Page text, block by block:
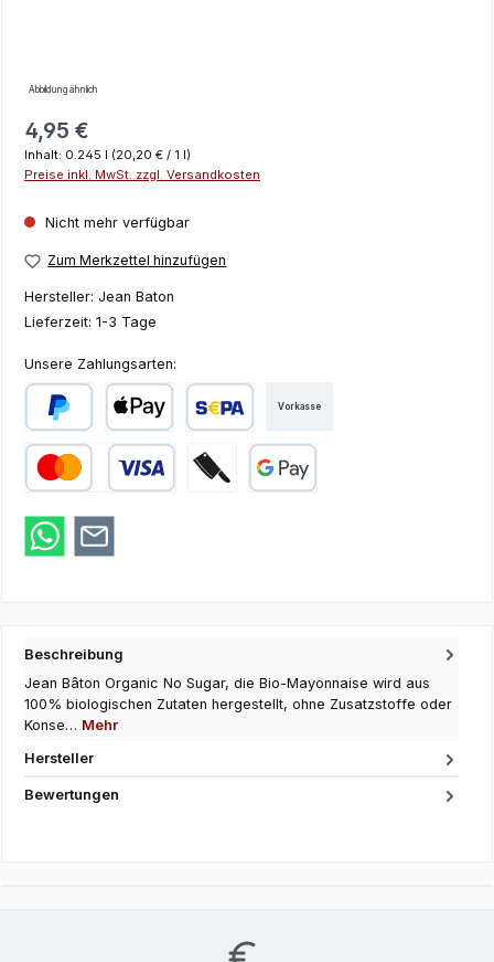
Abbildung ähnlich
Regulärer Preis:
4,95 €
Inhalt: 0.245 l (20,20 € / 1 l)
Preise inkl. MwSt. zzgl. Versandkosten
Nicht mehr verfügbar
Zum Merkzettel hinzufügen
Hersteller: Jean Baton
Lieferzeit: 1-3 Tage
Unsere Zahlungsarten:
PayPal Apple Pay SEPA Lastschrift
Vorkasse
Beschreibung
Jean Bâton Organic No Sugar, die Bio-Mayonnaise wird aus
100% biologischen Zutaten hergestellt, ohne Zusatzstoffe oder
Konse… Mehr
Hersteller
Bewertungen